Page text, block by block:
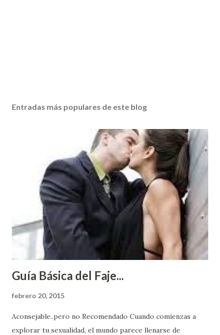
Entradas más populares de este blog
Guía Básica del Faje...
febrero 20, 2015
Aconsejable..pero no Recomendado Cuando comienzas a
explorar tu sexualidad, el mundo parece llenarse de